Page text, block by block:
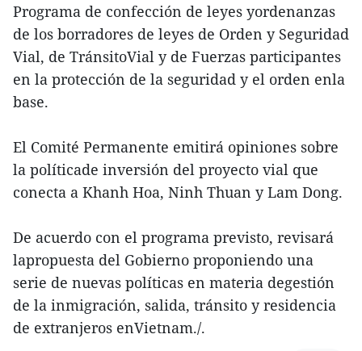
Programa de confección de leyes yordenanzas
de los borradores de leyes de Orden y Seguridad
Vial, de TránsitoVial y de Fuerzas participantes
en la protección de la seguridad y el orden enla
base.
El Comité Permanente emitirá opiniones sobre
la políticade inversión del proyecto vial que
conecta a Khanh Hoa, Ninh Thuan y Lam Dong.
De acuerdo con el programa previsto, revisará
lapropuesta del Gobierno proponiendo una
serie de nuevas políticas en materia degestión
de la inmigración, salida, tránsito y residencia
de extranjeros enVietnam./.